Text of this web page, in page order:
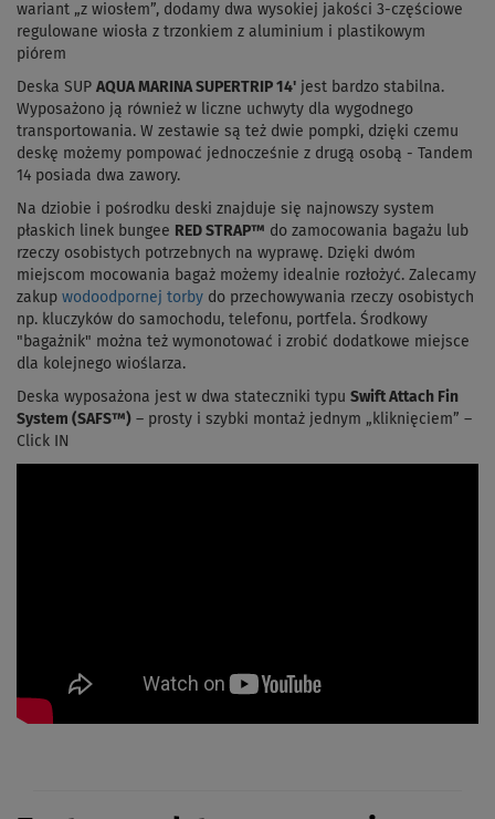
wariant „z wiosłem”, dodamy dwa wysokiej jakości 3-częściowe
regulowane wiosła z trzonkiem z aluminium i plastikowym
piórem
Deska SUP AQUA MARINA SUPERTRIP 14' jest bardzo stabilna.
Wyposażono ją również w liczne uchwyty dla wygodnego
transportowania. W zestawie są też dwie pompki, dzięki czemu
deskę możemy pompować jednocześnie z drugą osobą - Tandem
14 posiada dwa zawory.
Na dziobie i pośrodku deski znajduje się najnowszy system
płaskich linek bungee RED STRAP™ do zamocowania bagażu lub
rzeczy osobistych potrzebnych na wyprawę. Dzięki dwóm
miejscom mocowania bagaż możemy idealnie rozłożyć. Zalecamy
zakup wodoodpornej torby do przechowywania rzeczy osobistych
np. kluczyków do samochodu, telefonu, portfela. Środkowy
"bagażnik" można też wymonotować i zrobić dodatkowe miejsce
dla kolejnego wioślarza.
Deska wyposażona jest w dwa stateczniki typu Swift Attach Fin
System (SAFS™) – prosty i szybki montaż jednym „kliknięciem” –
Click IN